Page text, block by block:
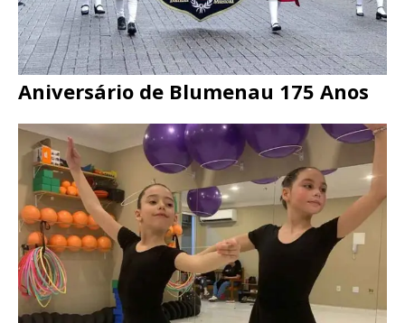
Aniversário de Blumenau 175 Anos